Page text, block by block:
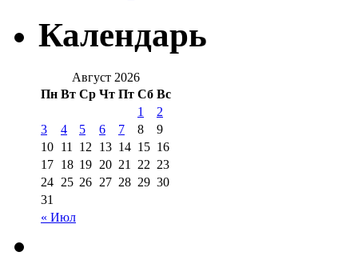
Календарь
Август 2026
Пн Вт Ср Чт Пт Сб Вс
« Июл
1
2
3
4 5 6 7 8
9
10 11 12 13 14 15 16
17 18 19 20 21 22 23
24 25 26 27 28 29 30
31